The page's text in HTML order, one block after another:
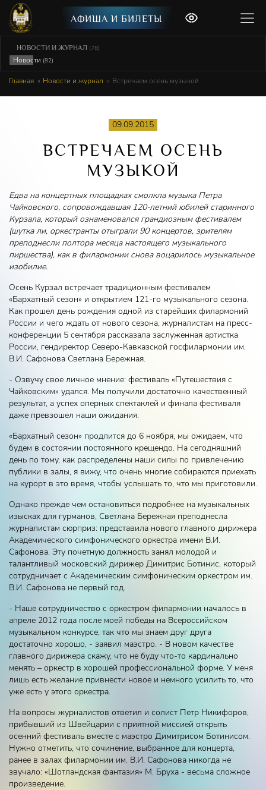
АФИША И БИЛЕТЫ
НОВОСТИ И ЖУРНАЛ (78)
Новости (82)
Главная Новости и журнал Встречаем осень музыкой
09.09.2015
ВСТРЕЧАЕМ ОСЕНЬ
МУЗЫКОЙ
Едва на концертных площадках смолкла музыка Петра
Чайковского, сопровождавшая 120-летний юбилей старинного
Курзала, который ознаменовался грандиозным фестивалем
(шутка ли, оркестранты отыграли 90 концертов, зрителям
преподнесли полтора месяца настоящего музыкального
пиршества), как в филармонии снова воцарилось музыкальное
изобилие.
Осень Курзал встречает традиционным фестивалем
«Бархатный сезон» и открытием 121-го музыкального сезона.
Как прошел день рождения одной из старейших филармоний
России и чего ждать от нового сезона, журналистам на пресс-
конференции 5 сентября рассказала заслуженная артистка
России, гендиректор Северо-Кавказской госфилармонии им.
В.И. Сафонова Светлана Бережная.
- Озвучу свое личное мнение: фестиваль «Путешествия с
Чайковским» удался. Мы получили достаточно качественный
результат, а успех оперных спектаклей и финала фестиваля
даже превзошел наши ожидания.
«Бархатный сезон» продлится до 6 ноября, мы ожидаем, что
будем в состоянии постоянного крещендо. На сегодняшний
день по тому, как распределены наши силы по привлечению
публики в залы, я вижу, что очень многие собираются приехать
на курорт в это время, чтобы услышать то, что мы приготовили.
Однако прежде чем остановиться подробнее на музыкальных
изысках для гурманов, Светлана Бережная преподнесла
журналистам сюрприз: представила нового главного дирижера
Академического симфонического оркестра имени В.И.
Сафонова. Эту почетную должность занял молодой и
талантливый московский дирижер Димитрис Ботинис, который
сотрудничает с Академическим симфоническим оркестром им.
В.И. Сафонова не первый год.
- Наше сотрудничество с оркестром филармонии началось в
апреле 2012 года после моей победы на Всероссийском
музыкальном конкурсе, так что мы знаем друг друга
достаточно хорошо, - заявил маэстро. - В новом качестве
главного дирижера скажу, что не буду что-то кардинально
менять – оркестр в хорошей профессиональной форме. У меня
лишь есть желание привнести новое и немного усилить то, что
уже есть у этого оркестра.
На вопросы журналистов ответил и солист Петр Никифоров,
прибывший из Швейцарии с приятной миссией открыть
осенний фестиваль вместе с маэстро Димитрисом Ботинисом.
Нужно отметить, что сочинение, выбранное для концерта,
ранее в залах филармонии им. В.И. Сафонова никогда не
звучало: «Шотландская фантазия» М. Бруха - весьма сложное
произведение.